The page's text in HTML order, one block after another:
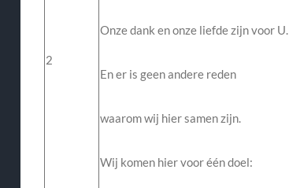
2
Onze dank en onze liefde zijn voor U.
En er is geen andere reden
waarom wij hier samen zijn.
Wij komen hier voor één doel: